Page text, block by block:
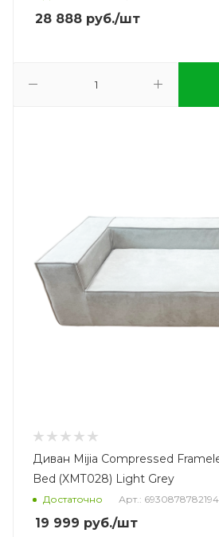
28 888 руб./шт
Диван Mijia Compressed
Bed (XMT028) Light Grey
Достаточно Арт.: 6930878782194
19 999 руб./шт